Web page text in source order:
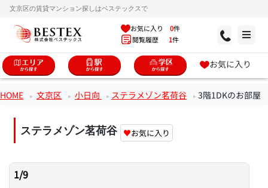
文京区の賃貸マンション探しはベステックスで
お気に入り 0件
閲覧履歴 1件
お気に入り
HOME 文京区 小日向 ステラメゾン茗荷谷 3階1DKのお部屋
ステラメゾン茗荷谷 ♥お気に入り
1/9